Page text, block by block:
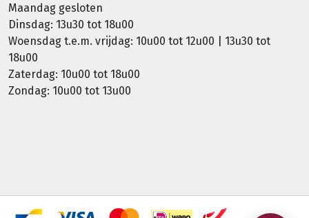
Maandag gesloten
Dinsdag: 13u30 tot 18u00
Woensdag t.e.m. vrijdag: 10u00 tot 12u00 | 13u30 tot
18u00
Zaterdag: 10u00 tot 18u00
Zondag: 10u00 tot 13u00